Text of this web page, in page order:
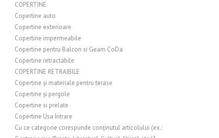
COPERTINE
Copertine auto
Copertine exterioare
Copertine impermeabile
Copertine pentru Balcon si Geam CoDa
Copertine retractabile
COPERTINE RETRAIBILE
Copertine și materiale pentru terase
Copertine și pergole
Copertine si prelate
Copertine Usa Intrare
Cu ce categorie corespunde conținutul articolului (ex.: